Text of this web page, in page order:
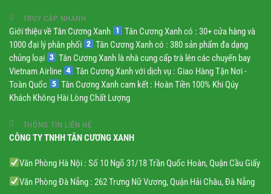
TRUY CẬP NHANH
Giới thiệu về Tân Cương Xanh
Tân Cương Xanh có : 30+ cửa hàng và
1000 đại lý phân phối
Tân Cương Xanh có : 380 sản phẩm đa dạng
chủng loại
Tân Cương Xanh là nhà cung cấp trà lên các chuyến bay
Vietnam Airline
Tân Cương Xanh với dịch vụ : Giao Hàng Tận Nơi -
Toàn Quốc
Tân Cương Xanh cam kết : Hoàn Tiền 100% Khi Qúy
Khách Không Hài Lòng Chất Lượng
THÔNG TIN LIÊN HỆ
CÔNG TY TNHH TÂN CƯƠNG XANH
Văn Phòng Hà Nội : Số 10 Ngõ 31/18 Trần Quốc Hoàn, Quận Cầu Giấy
Văn Phòng Đà Nẵng : 262 Trưng Nữ Vương, Quận Hải Châu, Đà Nẵng